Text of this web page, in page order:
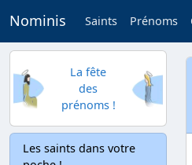
Nominis Saints Prénoms
La fête
des
prénoms !
Les saints dans votre